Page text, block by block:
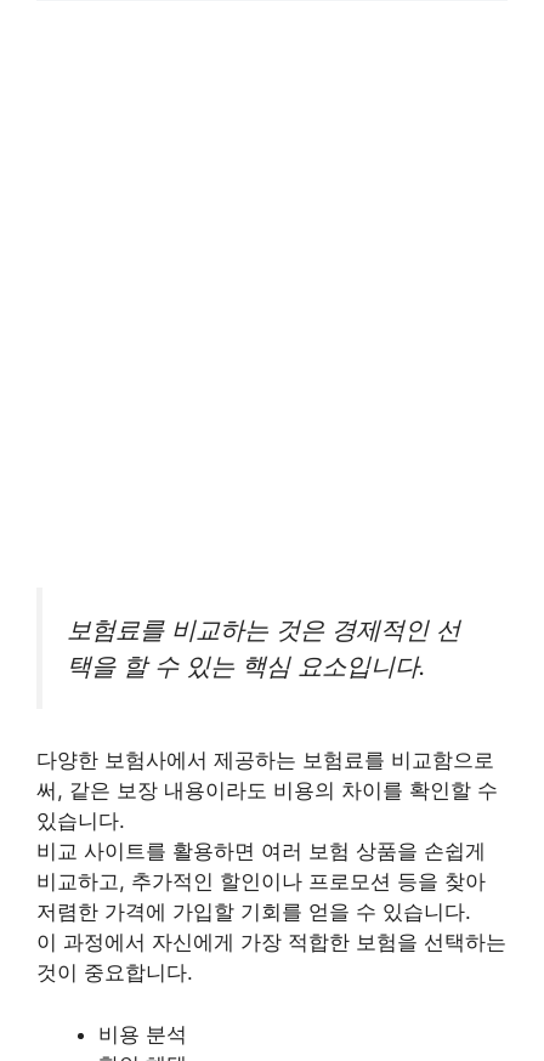
보험료를 비교하는 것은 경제적인 선
택을 할 수 있는 핵심 요소입니다.
다양한 보험사에서 제공하는 보험료를 비교함으로
써, 같은 보장 내용이라도 비용의 차이를 확인할 수
있습니다.
비교 사이트를 활용하면 여러 보험 상품을 손쉽게
비교하고, 추가적인 할인이나 프로모션 등을 찾아
저렴한 가격에 가입할 기회를 얻을 수 있습니다.
이 과정에서 자신에게 가장 적합한 보험을 선택하는
것이 중요합니다.
비용 분석